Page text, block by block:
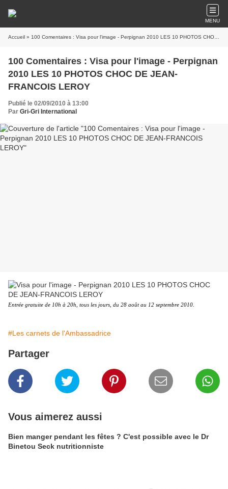
MENU
Accueil » 100 Comentaires : Visa pour l'image - Perpignan 2010 LES 10 PHOTOS CHOC DE JEAN-FRANCOIS LEROY
100 Comentaires : Visa pour l'image - Perpignan
2010 LES 10 PHOTOS CHOC DE JEAN-
FRANCOIS LEROY
Publié le 02/09/2010 à 13:00
Par Gri-Gri International
Entrée gratuite de 10h à 20h, tous les jours, du 28 août au 12 septembre 2010.
#Les carnets de l'Ambassadrice
Partager
Vous aimerez aussi
Bien manger pendant les fêtes ? C'est possible avec le Dr
Binetou Seck nutritionniste